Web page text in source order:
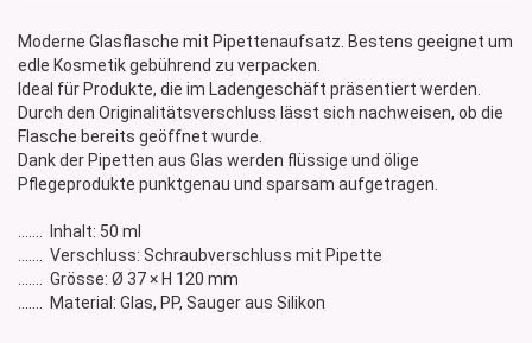
Moderne Glasflasche mit Pipettenaufsatz. Bestens geeignet um
edle Kosmetik gebührend zu verpacken.
Ideal für Produkte, die im Ladengeschäft präsentiert werden.
Durch den Originalitätsverschluss lässt sich nachweisen, ob die
Flasche bereits geöffnet wurde.
Dank der Pipetten aus Glas werden flüssige und ölige
Pflegeprodukte punktgenau und sparsam aufgetragen.
....... Inhalt: 50 ml
....... Verschluss: Schraubverschluss mit Pipette
....... Grösse: Ø 37 × H 120 mm
....... Material: Glas, PP, Sauger aus Silikon